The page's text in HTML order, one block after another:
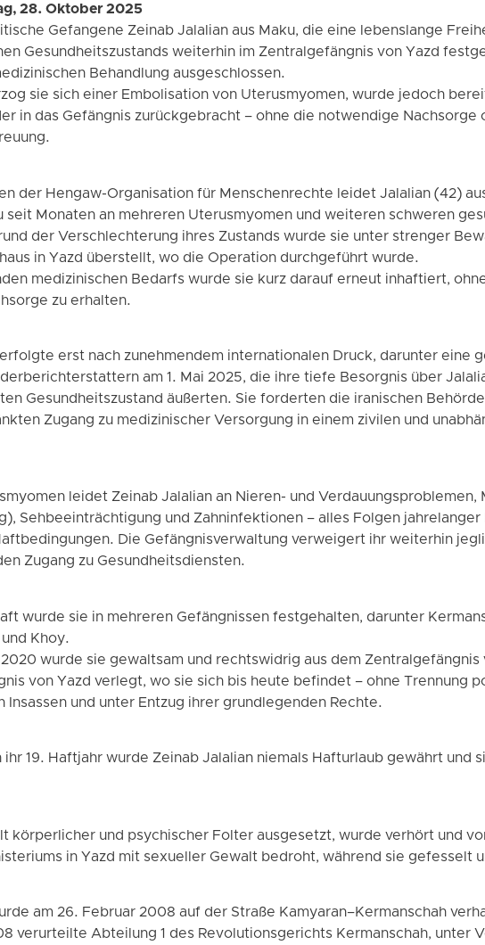
28. Oktober 2025
Gefangene Zeinab Jalalian aus Maku, die eine lebenslange
Gesundheitszustands weiterhin im Zentralgefängnis von Yazd
Behandlung ausgeschlossen.
sie sich einer Embolisation von Uterusmyomen, wurde jedoch
in das Gefängnis zurückgebracht – ohne die notwendige
der Hengaw-Organisation für Menschenrechte leidet Jalalian (42)
seit Monaten an mehreren Uterusmyomen und weiteren schweren
der Verschlechterung ihres Zustands wurde sie unter strenger
in Yazd überstellt, wo die Operation durchgeführt wurde.
medizinischen Bedarfs wurde sie kurz darauf erneut inhaftiert,
zu erhalten.
erst nach zunehmendem internationalen Druck, darunter eine
am 1. Mai 2025, die ihre tiefe Besorgnis über
Gesundheitszustand äußerten. Sie forderten die iranischen
Zugang zu medizinischer Versorgung in einem zivilen und
leidet Zeinab Jalalian an Nieren- und Verdauungsproblemen,
Sehbeeinträchtigung und Zahninfektionen – alles Folgen jahrelanger
Die Gefängnisverwaltung verweigert ihr weiterhin
Zugang zu Gesundheitsdiensten.
wurde sie in mehreren Gefängnissen festgehalten, darunter
Khoy.
wurde sie gewaltsam und rechtswidrig aus dem Zentralgefängnis
von Yazd verlegt, wo sie sich bis heute befindet – ohne Trennung
Insassen und unter Entzug ihrer grundlegenden Rechte.
19. Haftjahr wurde Zeinab Jalalian niemals Hafturlaub gewährt und
körperlicher und psychischer Folter ausgesetzt, wurde verhört und
in Yazd mit sexueller Gewalt bedroht, während sie gefesselt
am 26. Februar 2008 auf der Straße Kamyaran–Kermanschah
verurteilte Abteilung 1 des Revolutionsgerichts Kermanschah, unter